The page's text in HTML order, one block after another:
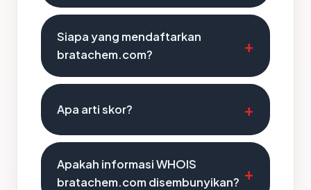
Siapa yang mendaftarkan
bratachem.com?
Apa arti skor?
Apakah informasi WHOIS
bratachem.com disembunyikan?